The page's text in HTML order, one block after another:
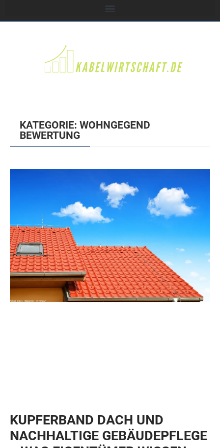
KATEGORIE: WOHNGEGEND
BEWERTUNG
KUPFERBAND DACH UND
NACHHALTIGE GEBÄUDEPFLEGE